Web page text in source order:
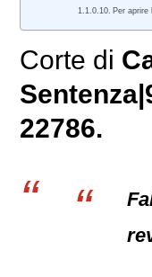
Per aprire
Corte di
22786.